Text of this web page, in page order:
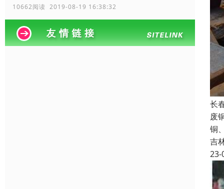
10662阅读 2019-08-19 16:38:32
长
废
铜
吉
23-